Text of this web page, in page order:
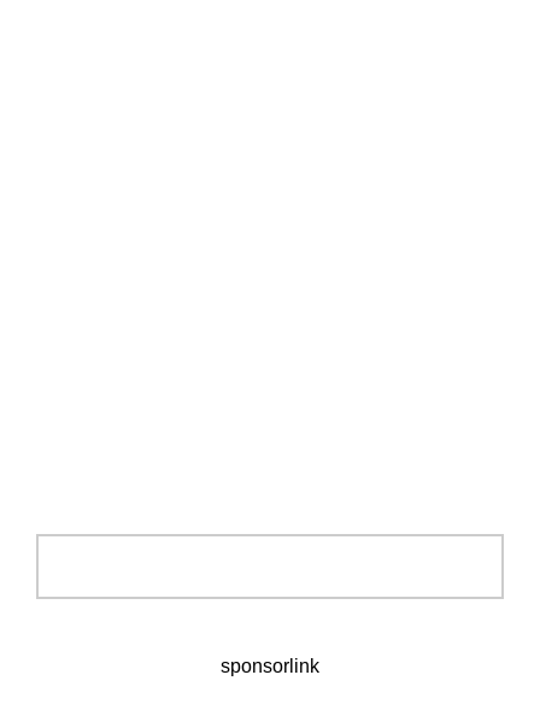
sponsorlink